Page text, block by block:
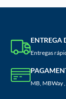
ENTREGA
Entregas
MB, MBWay